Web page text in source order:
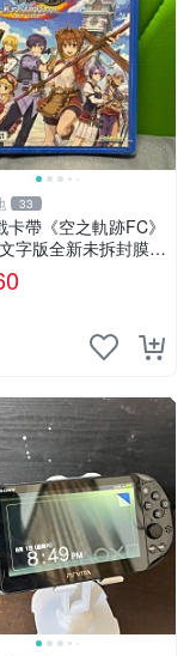
33
卡帶《空之軌跡FC》
字版全新未拆封膜有
用痕跡嚴選推薦適合收
跡 二手 psv 游戲卡